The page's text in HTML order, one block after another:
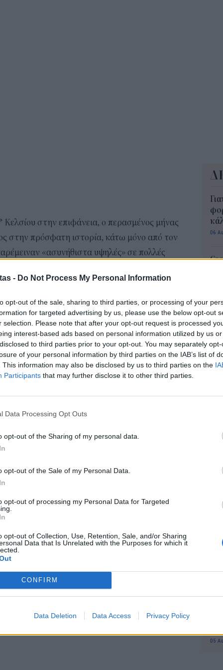
- Do Not Process My Personal Information
opt-out of the sale, sharing to third parties, or processing of your
for targeted advertising by us, please use the below opt-out
selection. Please note that after your opt-out request is processed
interest-based ads based on personal information utilized by us
to third parties prior to your opt-out. You may separately
of your personal information by third parties on the IAB’s list of
This information may also be disclosed by us to third parties on the
Participants that may further disclose it to other third parties.
Data Processing Opt Outs
opt-out of the Sharing of my personal data.
opt-out of the Sale of my Personal Data.
opt-out of processing my Personal Data for Targeted
opt-out of Collection, Use, Retention, Sale, and/or Sharing
Data that Is Unrelated with the Purposes for which it
CONFIRM
Data Deletion Data Access Privacy Policy
στην επιφάνεια, ο περασμένος μήνας
στην πρόσφατη ιστορία, κάτω μόνο από τον
«ασυνήθιστα υψηλές» σε πολλές
Κοπέρνικος.
και του βόρειου Ατλαντικού, που
θερμοκρασίες επιφάνειας-ρεκόρ
ήταν πολύ πιο θερμό από τον μέσο όρο»,
καρδιά της τρίτης συνόδου των Ηνωμένων
(UNOC), η οποία βρίσκεται σε εξέλιξη αυτές
σε μαζική μετανάστευση και επεισόδια
οικοσυστημάτων, αλλά και στη
να αναμιγνύουν τα νερά της επιφάνειας με
τη διανομή θρεπτικών συστατικών.
επιφάνειας της Γης, είναι επίσης μείζων
πιο θερμά νερά οδηγούν σε σφοδρότερες
ή κυκλώνες, κι αυτό συνοδεύεται από
πως η άνοιξη είχε πολύ χαμηλή βροχόπτωση.
τα χαμηλότερα επίπεδα
από το 1979 τουλάχιστον», τόνισαν οι
06
06
05